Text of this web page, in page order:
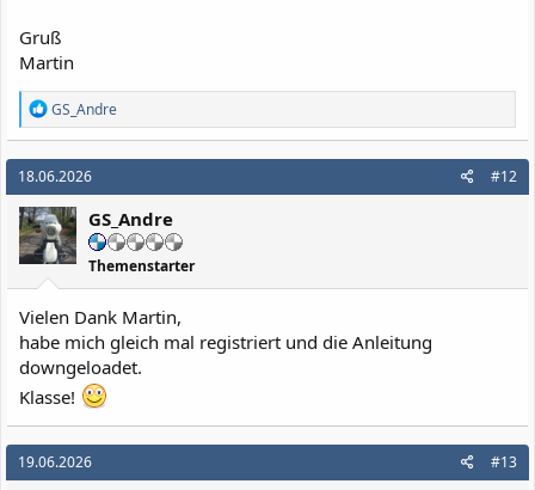
Die schwarze Staubmanschette vorsichtig mit einer
Reißnadel/kleinem Schraubendreher heraushebeln.
2. Kolbenausbau (Die Sicherung)
Soweit ich weiß, wird der Kolben im Gehäuse gesichert.
Hier muss ich schauen, was bei meiner Basic verbaut ist:
Variante A:
(Sicherungszange für Innenringe erforderlich).
Variante B:Eine kleine Madenschraube von
unten/außen am Gehäuse, die in die Nut des
Kolbens greift.
Nach dem Lösen der Sicherung den alten Kolben mitsamt
der Feder herausziehen (Reihenfolge der Scheiben/Feder
genau merken).
3. Reinigung & Einbau
Die Zylinderlaufbahn inspizieren. Reinigung ausschließlich
Gruß
Martin
R
e
a
k
t
i
o
n
e
n
GS_Andre
18.06.2026 #12
GS_Andre
Themenstarter
Vielen Dank Martin,
habe mich gleich mal registriert und die Anleitung
downgeloadet.
Klasse!
19.06.2026 #13